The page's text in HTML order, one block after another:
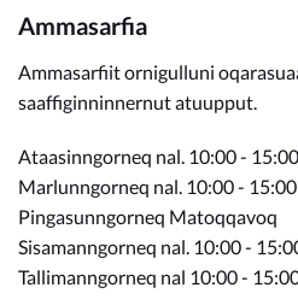
Ammasarfia
Ammasarfiit ornigulluni
saaffiginninnernut atuupput.
Ataasinngorneq nal. 10:00 - 15:00
Marlunngorneq nal. 10:00 - 15:00
Pingasunngorneq Matoqqavoq
Sisamanngorneq nal. 10:00 -
Tallimanngorneq nal 10:00 -